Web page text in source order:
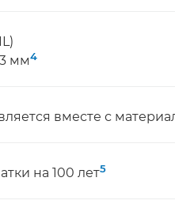
мм4
вместе с
на 100 лет5